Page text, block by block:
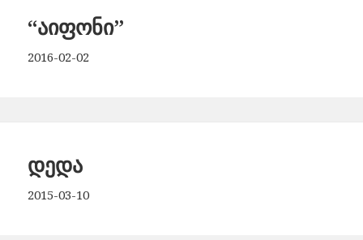
“აიფონი”
2016-02-02
დედა
2015-03-10